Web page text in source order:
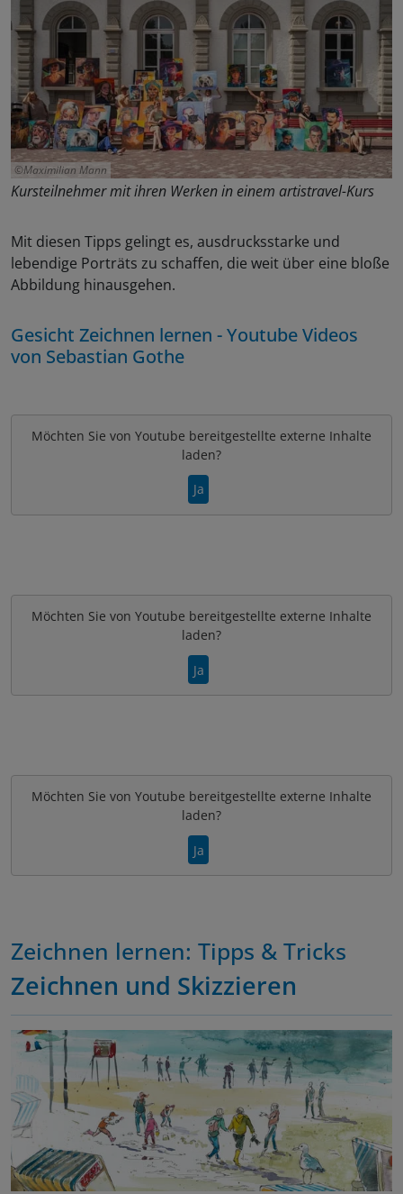
Maximilian Mann
Kursteilnehmer mit ihren Werken in einem artistravel-Kurs
Mit diesen Tipps gelingt es, ausdrucksstarke und
lebendige Porträts zu schaffen, die weit über eine bloße
Abbildung hinausgehen.
Gesicht Zeichnen lernen - Youtube Videos
von Sebastian Gothe
Möchten Sie von Youtube bereitgestellte externe Inhalte
laden?
Ja
Möchten Sie von Youtube bereitgestellte externe Inhalte
laden?
Ja
Möchten Sie von Youtube bereitgestellte externe Inhalte
laden?
Ja
Zeichnen lernen: Tipps & Tricks
Zeichnen und Skizzieren